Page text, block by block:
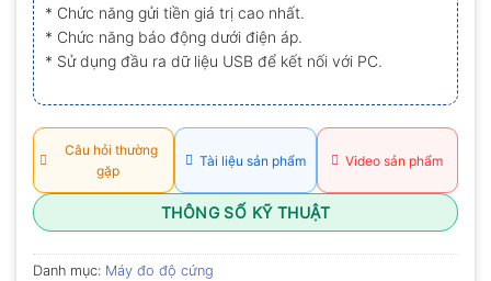
* Chức năng gửi tiền giá trị cao nhất.
* Chức năng báo động dưới điện áp.
* Sử dụng đầu ra dữ liệu USB để kết nối với PC.
Câu hỏi thường
gặp
Tài liệu sản phẩm Video sản phẩm
THÔNG SỐ KỸ THUẬT
Danh mục: Máy đo độ cứng